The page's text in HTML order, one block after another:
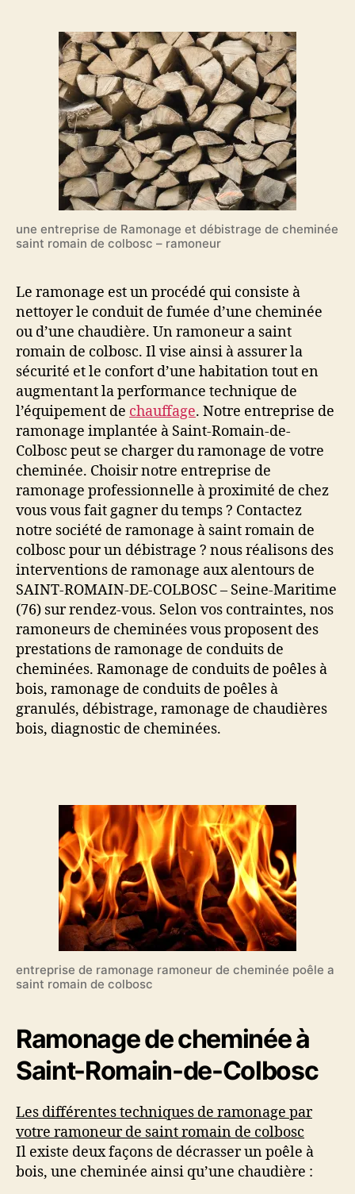
une entreprise de Ramonage et débistrage de cheminée
saint romain de colbosc – ramoneur
Le ramonage est un procédé qui consiste à
nettoyer le conduit de fumée d’une cheminée
ou d’une chaudière. Un ramoneur a saint
romain de colbosc. Il vise ainsi à assurer la
sécurité et le confort d’une habitation tout en
augmentant la performance technique de
l’équipement de chauffage. Notre entreprise de
ramonage implantée à Saint-Romain-de-
Colbosc peut se charger du ramonage de votre
cheminée. Choisir notre entreprise de
ramonage professionnelle à proximité de chez
vous vous fait gagner du temps ? Contactez
notre société de ramonage à saint romain de
colbosc pour un débistrage ? nous réalisons des
interventions de ramonage aux alentours de
SAINT-ROMAIN-DE-COLBOSC – Seine-Maritime
(76) sur rendez-vous. Selon vos contraintes, nos
ramoneurs de cheminées vous proposent des
prestations de ramonage de conduits de
cheminées. Ramonage de conduits de poêles à
bois, ramonage de conduits de poêles à
granulés, débistrage, ramonage de chaudières
bois, diagnostic de cheminées.
entreprise de ramonage ramoneur de cheminée poêle a
saint romain de colbosc
Ramonage de cheminée à
Saint-Romain-de-Colbosc
Les différentes techniques de ramonage par
votre ramoneur de saint romain de colbosc
Il existe deux façons de décrasser un poêle à
bois, une cheminée ainsi qu’une chaudière :